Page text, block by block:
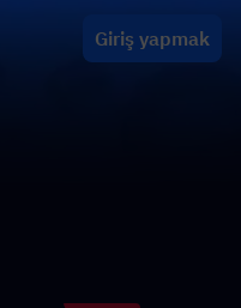
Giriş yapmak